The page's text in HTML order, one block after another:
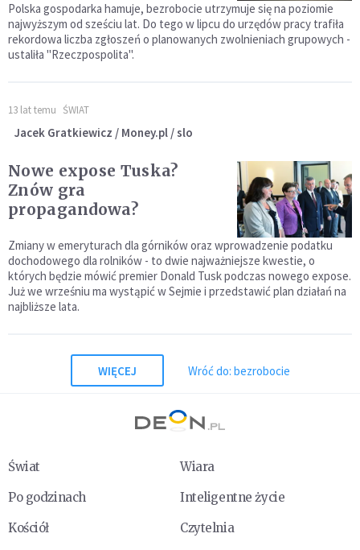
Polska gospodarka hamuje, bezrobocie utrzymuje się na poziomie
najwyższym od sześciu lat. Do tego w lipcu do urzędów pracy trafiła
rekordowa liczba zgłoszeń o planowanych zwolnieniach grupowych -
ustaliła "Rzeczpospolita".
13 lat temu ŚWIAT
Jacek Gratkiewicz / Money.pl / slo
Nowe expose Tuska?
Znów gra
propagandowa?
Zmiany w emeryturach dla górników oraz wprowadzenie podatku
dochodowego dla rolników - to dwie najważniejsze kwestie, o
których będzie mówić premier Donald Tusk podczas nowego expose.
Już we wrześniu ma wystąpić w Sejmie i przedstawić plan działań na
najbliższe lata.
WIĘCEJ Wróć do: bezrobocie
Świat
Wiara
Po godzinach
Inteligentne życie
Kościół
Czytelnia